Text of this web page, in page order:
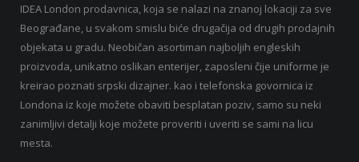
IDEA London prodavnica, koja se nalazi na znanoj lokaciji za sve
Beograđane, u svakom smislu biće drugačija od drugih prodajnih
objekata u gradu. Neobičan asortiman najboljih engleskih
proizvoda, unikatno oslikan enterijer, zaposleni čije uniforme je
kreirao poznati srpski dizajner. kao i telefonska govornica iz
Londona iz koje možete obaviti besplatan poziv, samo su neki
zanimljivi detalji koje možete proveriti i uveriti se sami na licu
mesta.